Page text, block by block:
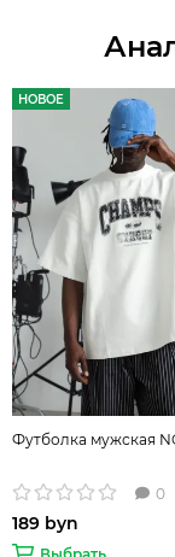
НОВОЕ
Футболка мужская
0
189 byn